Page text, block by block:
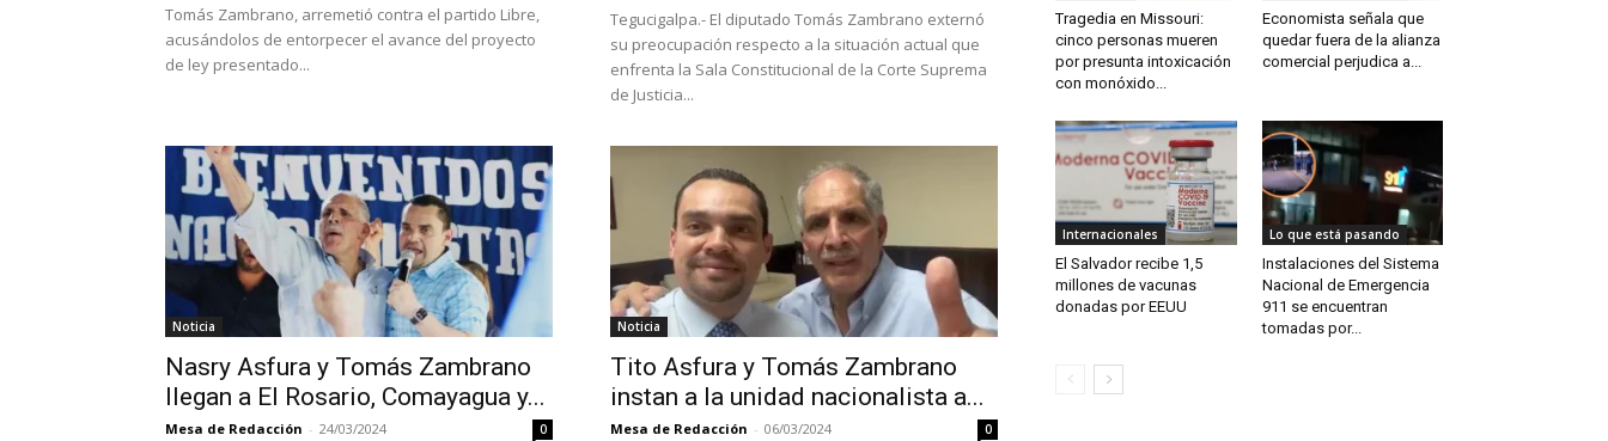
Tomás Zambrano, arremetió contra el partido Libre,
acusándolos de entorpecer el avance del proyecto
de ley presentado...
Tegucigalpa.- El diputado Tomás Zambrano externó
su preocupación respecto a la situación actual que
enfrenta la Sala Constitucional de la Corte Suprema
de Justicia...
Noticia
Nasry Asfura y Tomás Zambrano
llegan a El Rosario, Comayagua y...
Mesa de Redacción - 24/03/2024 0
Noticia
Tito Asfura y Tomás Zambrano
instan a la unidad nacionalista a...
Mesa de Redacción - 06/03/2024 0
Tragedia en Missouri:
cinco personas mueren
por presunta intoxicación
con monóxido...
Economista señala que
quedar fuera de la alianza
comercial perjudica a...
Internacionales
El Salvador recibe 1,5
millones de vacunas
donadas por EEUU
Lo que está pasando
Instalaciones del Sistema
Nacional de Emergencia
911 se encuentran
tomadas por...